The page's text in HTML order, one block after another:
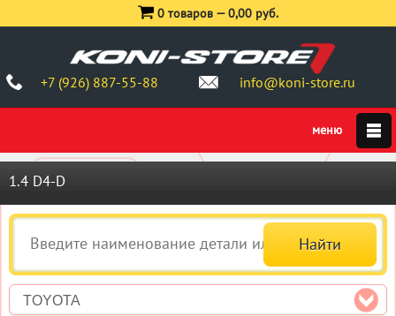
+7 (926) 887-55-88 info@koni-store.ru
0 товаров —0,00 руб.
1.4 D4-D
TOYOTA